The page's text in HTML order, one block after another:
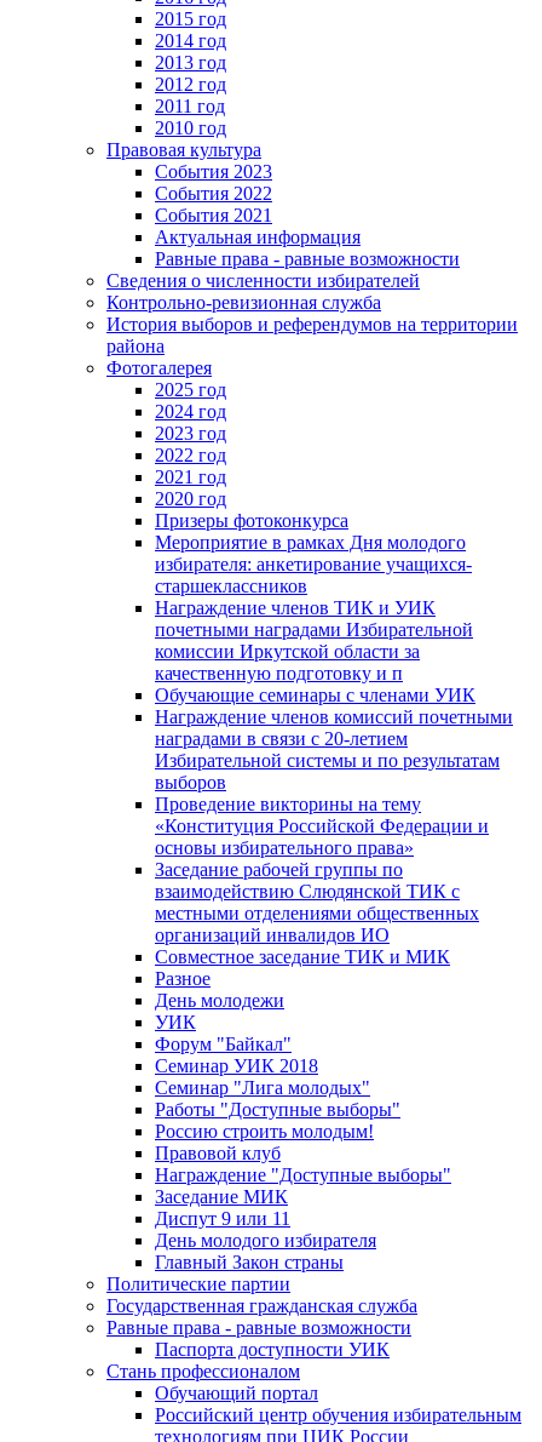
2015 год
2014 год
2013 год
2012 год
2011 год
2010 год
Правовая культура
События 2023
События 2022
События 2021
Актуальная информация
Равные права - равные возможности
Сведения о численности избирателей
Контрольно-ревизионная служба
История выборов и референдумов на территории
района
Фотогалерея
2025 год
2024 год
2023 год
2022 год
2021 год
2020 год
Призеры фотоконкурса
Мероприятие в рамках Дня молодого
избирателя: анкетирование учащихся-
старшеклассников
Награждение членов ТИК и УИК
почетными наградами Избирательной
комиссии Иркутской области за
качественную подготовку и п
Обучающие семинары с членами УИК
Награждение членов комиссий почетными
наградами в связи с 20-летием
Избирательной системы и по результатам
выборов
Проведение викторины на тему
«Конституция Российской Федерации и
основы избирательного права»
Заседание рабочей группы по
взаимодействию Слюдянской ТИК с
местными отделениями общественных
организаций инвалидов ИО
Совместное заседание ТИК и МИК
Разное
День молодежи
УИК
Форум "Байкал"
Семинар УИК 2018
Семинар "Лига молодых"
Работы "Доступные выборы"
Россию строить молодым!
Правовой клуб
Награждение "Доступные выборы"
Заседание МИК
Диспут 9 или 11
День молодого избирателя
Главный Закон страны
Политические партии
Государственная гражданская служба
Равные права - равные возможности
Паспорта доступности УИК
Стань профессионалом
Обучающий портал
Российский центр обучения избирательным
технологиям при ЦИК России